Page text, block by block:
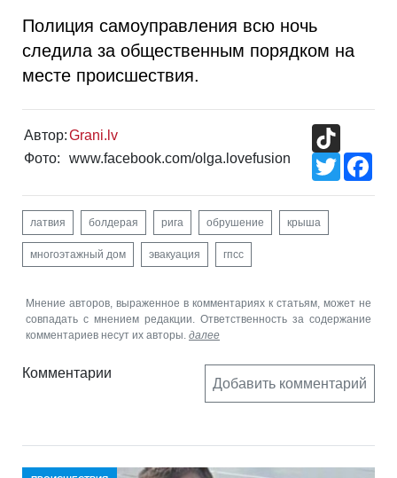
Полиция самоуправления всю ночь
следила за общественным порядком на
месте происшествия.
Автор:Grani.lv
Фото:
www.facebook.com/olga.lovefusion
Twitter
латвия болдерая рига обрушение крыша
многоэтажный дом эвакуация гпсс
Мнение авторов, выраженное в комментариях к статьям, может не
совпадать с мнением редакции. Ответственность за содержание
комментариев несут их авторы. далее
Комментарии
Добавить комментарий